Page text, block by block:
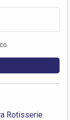
Rotisserie